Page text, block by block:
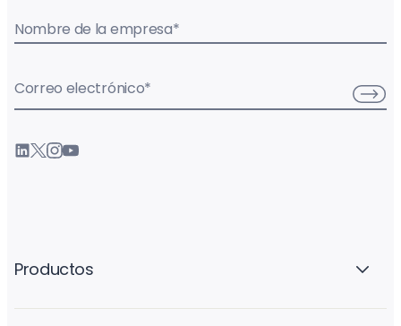
Nombre de la empresa*
Correo electrónico*
Productos